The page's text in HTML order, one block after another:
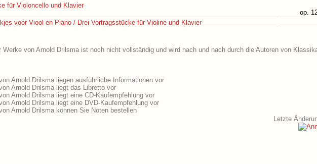
für Violoncello und Klavier
op.
voor Viool en Piano / Drei Vortragsstücke für Violine und Klavier
Werke von Arnold Drilsma ist noch nicht vollständig und wird nach und nach durch die Autoren von
Arnold Drilsma liegen ausführliche Informationen vor
Arnold Drilsma liegt das Libretto vor
Arnold Drilsma liegt eine CD-Kaufempfehlung vor
Arnold Drilsma liegt eine DVD-Kaufempfehlung vor
Arnold Drilsma können Sie Noten bestellen
Letzte